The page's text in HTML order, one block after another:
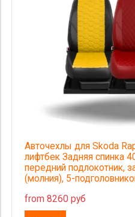
Авточехлы для Skoda
лифтбек Задняя спинка
передний подлокотник,
(молния), 5-
from 8260 руб